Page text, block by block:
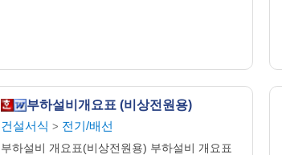
부하설비개요표 (비상전원용)
건설서식 > 전기/배선
부하설비 개요표(비상전원용) 부하설비 개요표